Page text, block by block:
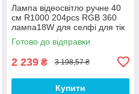
Лампа відеосвітло ручне 40
см R1000 204pcs RGB 360
лампа18W для селфі для тік
току. Студійне світло.
Готово до відправки
2 239 ₴ 3 198,57 ₴
Купити